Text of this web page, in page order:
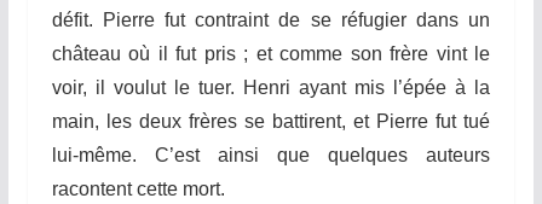
défit. Pierre fut contraint de se réfugier dans un
château où il fut pris ; et comme son frère vint le
voir, il voulut le tuer. Henri ayant mis l’épée à
la
main, les deux frères se battirent, et Pierre fut tué
lui-même. C’est ainsi que quelques auteurs
racontentcette mort.